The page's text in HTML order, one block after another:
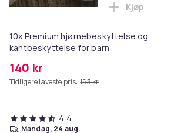
10x Premium hjørnebeskyttelse og
kantbeskyttelse for barn
140 kr
Tidligere laveste pris: 153 kr
Legg 10x
Kjøp
4,4
mandag, 24 aug.